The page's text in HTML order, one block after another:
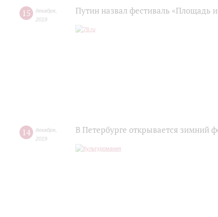
15 декабря
2019
Путин назвал фестиваль «Площадь
14 декабря
2019
В Петербурге открывается зимний